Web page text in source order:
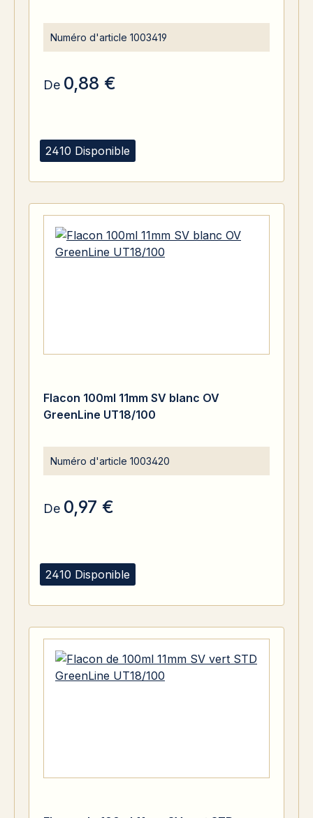
2410 Disponible
Numéro d'article 1003419
De 0,88 €
2410 Disponible
Flacon 100ml 11mm SV blanc OV
GreenLine UT18/100
Numéro d'article 1003420
De 0,97 €